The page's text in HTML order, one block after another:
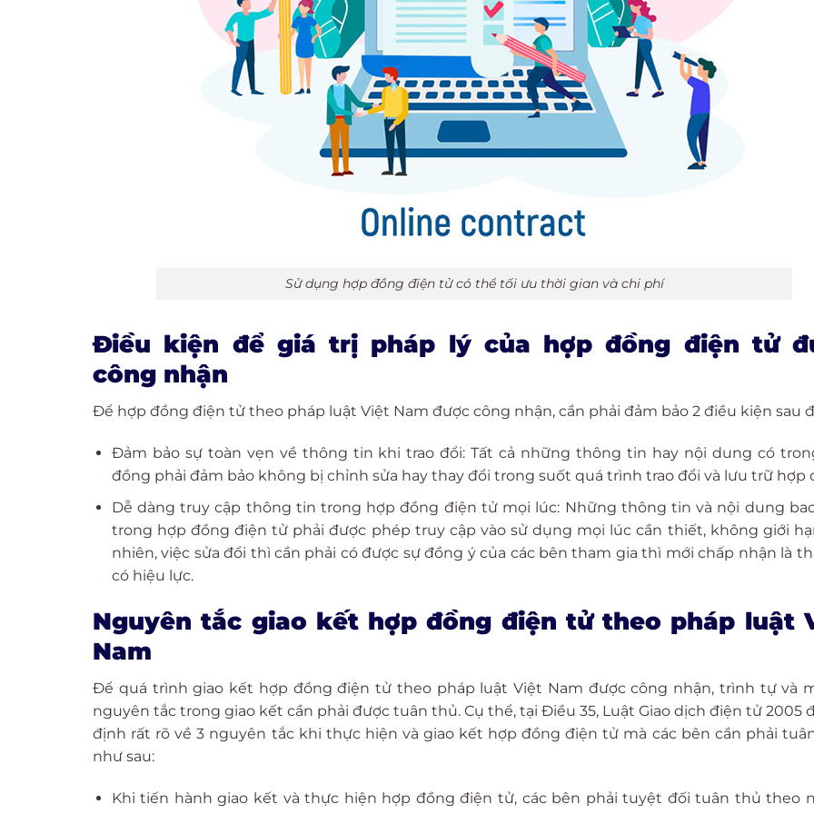
Sử dụng hợp đồng điện tử có thể tối ưu thời gian và chi phí
Điều kiện để giá trị pháp lý của hợp đồng điện tử
công nhận
Để hợp đồng điện tử theo pháp luật Việt Nam được công nhận, cần phải đảm bảo 2 điều kiện sau
Đảm bảo sự toàn vẹn về thông tin khi trao đổi: Tất cả những thông tin hay nội dung có
đồng phải đảm bảo không bị chỉnh sửa hay thay đổi trong suốt quá trình trao đổi và lưu trữ hợp
Dễ dàng truy cập thông tin trong hợp đồng điện tử mọi lúc: Những thông tin và nội dung
trong hợp đồng điện tử phải được phép truy cập vào sử dụng mọi lúc cần thiết, không giới
nhiên, việc sửa đổi thì cần phải có được sự đồng ý của các bên tham gia thì mới chấp nhận là
có hiệu lực.
Nguyên tắc giao kết hợp đồng điện tử theo pháp luật
Nam
Để quá trình giao kết hợp đồng điện tử theo pháp luật Việt Nam được công nhận, trình tự và
nguyên tắc trong giao kết cần phải được tuân thủ. Cụ thể, tại Điều 35, Luật Giao dịch điện tử 2005
định rất rõ về 3 nguyên tắc khi thực hiện và giao kết hợp đồng điện tử mà các bên cần phải
như sau:
Khi tiến hành giao kết và thực hiện hợp đồng điện tử, các bên phải tuyệt đối tuân thủ theo